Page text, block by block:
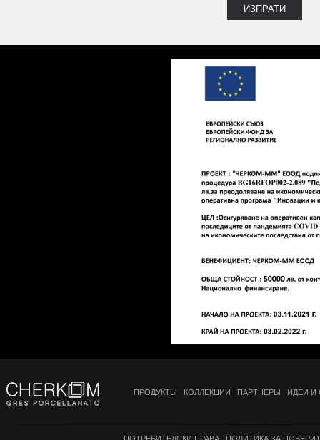
ПРОДУКТЫ КОЛЛЕКЦИИ ПАРТНЕРЫ ИДЕИ И